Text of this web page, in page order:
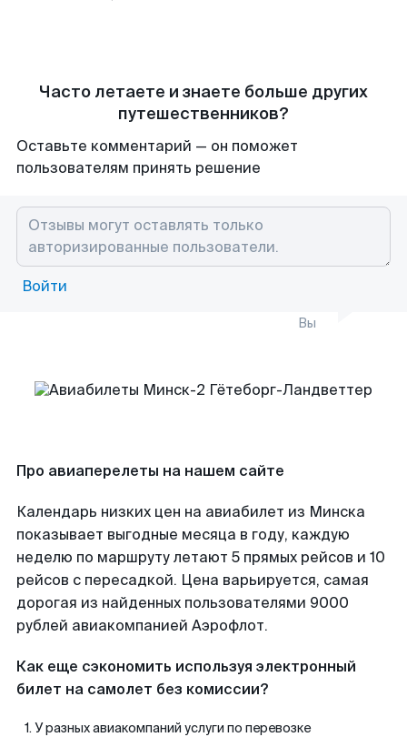
Часто летаете и знаете больше других
путешественников?
Оставьте комментарий — он поможет
пользователям принять решение
Войти
Вы
Про авиаперелеты на нашем сайте
Календарь низких цен на авиабилет из Минска
показывает выгодные месяца в году, каждую
неделю по маршруту летают 5 прямых рейсов и 10
рейсов с пересадкой. Цена варьируется, самая
дорогая из найденных пользователями 9000
рублей авиакомпанией Аэрофлот.
Как еще сэкономить используя электронный
билет на самолет без комиссии?
У разных авиакомпаний услуги по перевозке